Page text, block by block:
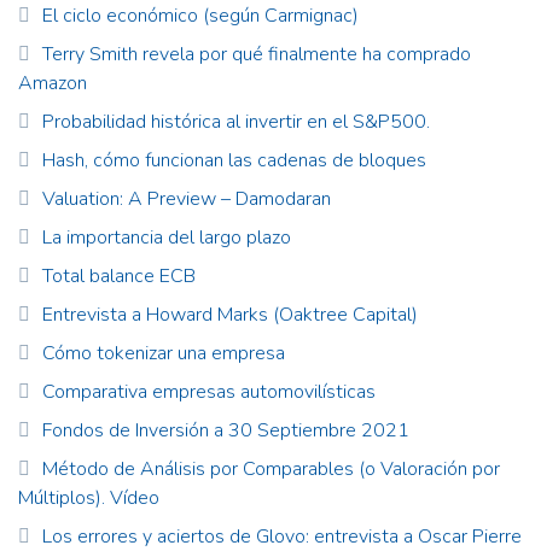
El ciclo económico (según Carmignac)
Terry Smith revela por qué finalmente ha comprado
Amazon
Probabilidad histórica al invertir en el S&P500.
Hash, cómo funcionan las cadenas de bloques
Valuation: A Preview – Damodaran
La importancia del largo plazo
Total balance ECB
Entrevista a Howard Marks (Oaktree Capital)
Cómo tokenizar una empresa
Comparativa empresas automovilísticas
Fondos de Inversión a 30 Septiembre 2021
Método de Análisis por Comparables (o Valoración por
Múltiplos). Vídeo
Los errores y aciertos de Glovo: entrevista a Oscar Pierre